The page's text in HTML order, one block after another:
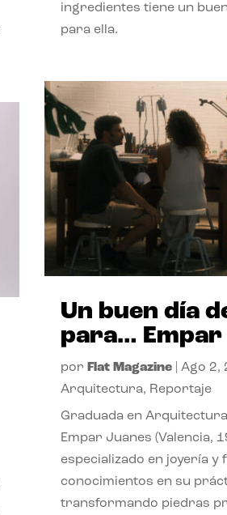
ingredientes tiene un
para ella.
Un buen día
para… Empar
por Flat Magazine| Ago 2,
Arquitectura, Reportaje
Graduada en
Empar Juanes (Valencia,
especializado en joyería y
conocimientos en su
transformando piedras